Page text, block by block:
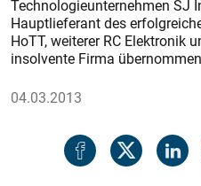
Technologieunternehmen SJ
Hauptlieferant des
HoTT, weiterer RC Elektronik
insolvente Firma
04.03.2013